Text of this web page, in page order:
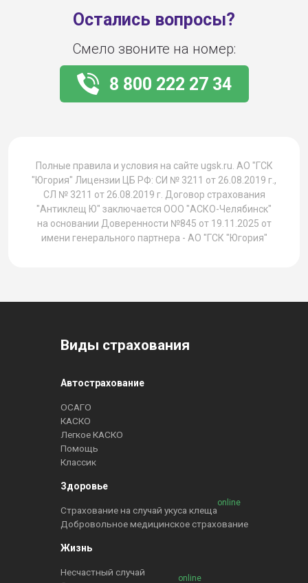
Остались вопросы?
Смело звоните на номер:
8 800 222 27 34
Полные правила и условия на сайте ugsk.ru. АО "ГСК
"Югория" Лицензии ЦБ РФ: СИ № 3211 от 26.08.2019 г.,
СЛ № 3211 от 26.08.2019 г. Договор страхования
"Антиклещ Ю" заключается ООО "АСКО-Челябинск"
на основании Доверенности №845 от 19.11.2025 от
имени генерального партнера - АО "ГСК "Югория"
Виды страхования
Автострахование
ОСАГО
КАСКО
Легкое КАСКО
Помощь
Классик
Здоровье
Страхование на случай укуса клеща
online
Добровольное медицинское страхование
Жизнь
Несчастный случай
online